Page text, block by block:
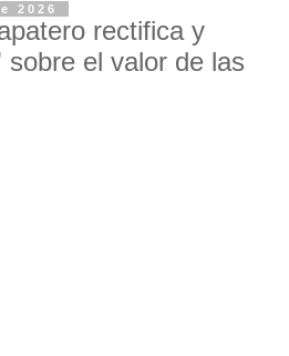
2026
rectifica y
el valor de las